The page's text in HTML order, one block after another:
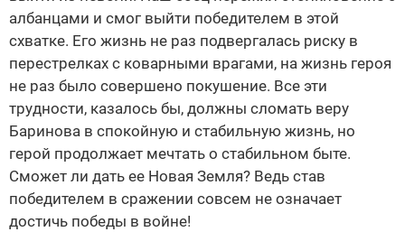
албанцами и смог выйти победителем в этой
схватке. Его жизнь не раз подвергалась риску в
перестрелках с коварными врагами, на жизнь героя
не раз было совершено покушение. Все эти
трудности, казалось бы, должны сломать веру
Баринова в спокойную и стабильную жизнь, но
герой продолжает мечтать о стабильном быте.
Сможет ли дать ее Новая Земля? Ведь став
победителем в сражении совсем не означает
достичь победы в войне!